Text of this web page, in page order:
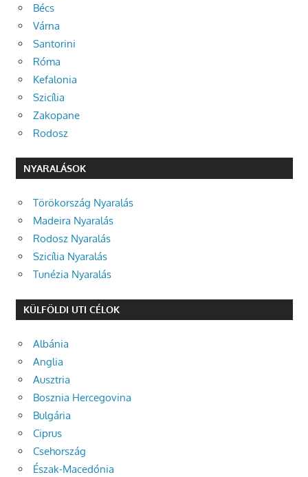
Bécs
Várna
Santorini
Róma
Kefalonia
Szicília
Zakopane
Rodosz
NYARALÁSOK
Törökország Nyaralás
Madeira Nyaralás
Rodosz Nyaralás
Szicília Nyaralás
Tunézia Nyaralás
KÜLFÖLDI UTI CÉLOK
Albánia
Anglia
Ausztria
Bosznia Hercegovina
Bulgária
Ciprus
Csehország
Észak-Macedónia